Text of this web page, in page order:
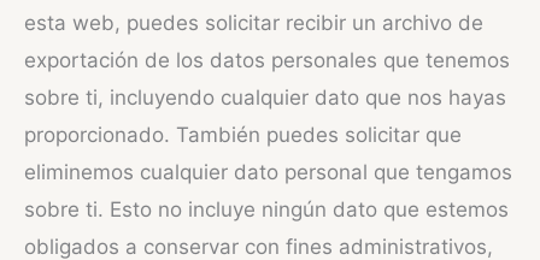
esta web, puedes solicitar recibir un archivo de
exportación de los datos personales que tenemos
sobre ti, incluyendo cualquier dato que nos hayas
proporcionado. También puedes solicitar que
eliminemos cualquier dato personal que tengamos
sobre ti. Esto no incluye ningún dato que estemos
obligados a conservar con fines administrativos,